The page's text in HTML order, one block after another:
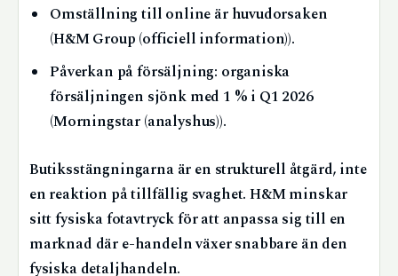
Omställning till online är huvudorsaken
(H&M Group (officiell information)).
Påverkan på försäljning: organiska
försäljningen sjönk med 1 % i Q1 2026
(Morningstar (analyshus)).
Butiksstängningarna är en strukturell åtgärd, inte
en reaktion på tillfällig svaghet. H&M minskar
sitt fysiska fotavtryck för att anpassa sig till en
marknad där e-handeln växer snabbare än den
fysiska detaljhandeln.